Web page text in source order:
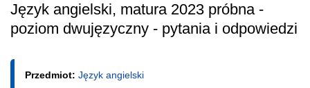
Język angielski, matura 2023 próbna -
poziom dwujęzyczny - pytania i odpowiedzi
Przedmiot: Język angielski